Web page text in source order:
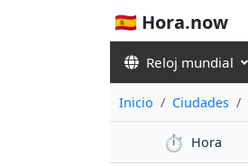
🇪🇸 Hora.now
Reloj mundial
Inicio Ciudades
⏱️ Hora